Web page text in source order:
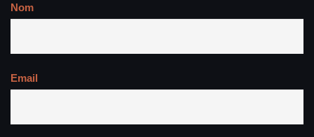
Nom
Email